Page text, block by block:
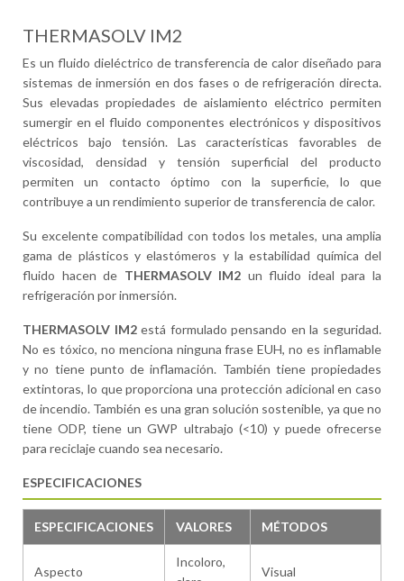
THERMASOLV IM2
Es un fluido dieléctrico de transferencia de calor diseñado para
sistemas de inmersión en dos fases o de refrigeración directa.
Sus elevadas propiedades de aislamiento eléctrico permiten
sumergir en el fluido componentes electrónicos y dispositivos
eléctricos bajo tensión. Las características favorables de
viscosidad, densidad y tensión superficial del producto
permiten un contacto óptimo con la superficie, lo que
contribuye a un rendimiento superior de transferencia de calor.
Su excelente compatibilidad con todos los metales, una amplia
gama de plásticos y elastómeros y la estabilidad química del
fluido hacen de THERMASOLV IM2 un fluido ideal para la
refrigeración por inmersión.
THERMASOLV IM2está formulado pensando en la seguridad.
No es tóxico, no menciona ninguna frase EUH, no es inflamable
y no tiene punto de inflamación. También tiene propiedades
extintoras, lo que proporciona una protección adicional en caso
de incendio. También es una gran solución sostenible, ya que no
tiene ODP, tiene un GWP ultrabajo (<10) y puede ofrecerse
para reciclaje cuando sea necesario.
ESPECIFICACIONES
ESPECIFICACIONES VALORES MÉTODOS
Aspecto
Incoloro,
Visual